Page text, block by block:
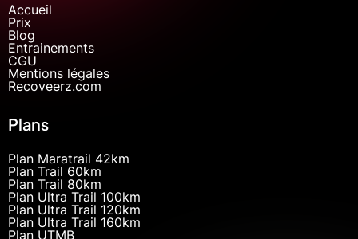
Accueil
Prix
Blog
Entrainements
CGU
Mentions légales
Recoveerz.com
Plans
Plan Maratrail 42km
Plan Trail 60km
Plan Trail 80km
Plan Ultra Trail 100km
Plan Ultra Trail 120km
Plan Ultra Trail 160km
Plan UTMB